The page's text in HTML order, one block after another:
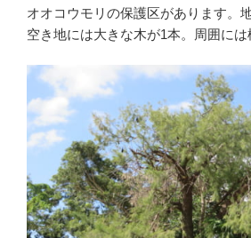
オオコウモリの保護区があります。
空き地には大きな木が1本。周囲には